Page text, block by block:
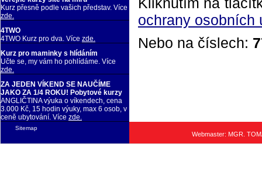
Kurz přesně podle vašich představ. Více
zde.
4TWO
4TWO Kurz pro dva. Více zde.
Kurz pro maminky s hlídáním
Učte se, my vám ho pohlídáme. Více
zde.
ZA JEDEN VÍKEND SE NAUČÍME
JAKO ZA 1/4 ROKU! Pobytové kurzy
ANGLIČTINA výuka o víkendech, cena
3.000 Kč, 15 hodin výuky, max 6 osob, v
ceně ubytování. Více zde.
ochrany osobních
Nebo na číslech:
Webmaster: MGR.
Sitemap